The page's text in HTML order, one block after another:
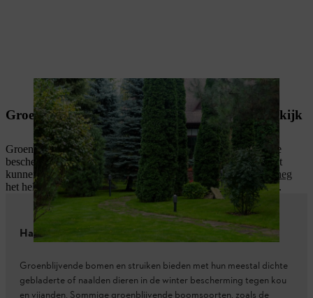
Groenblijvende bomen brengen kleur in de tuin.
Groenblijvende bomen als bescherming tegen inkijk
Groenblijvende bomen bieden ook in de winter een natuurlijke
bescherming tegen zon, wind en inkijk. Dicht in een rij geplant
kunnen geschikte soorten als ondoorzichtige,
groenblijvende heg
het hele jaar door voor privacy op je grondstuk perceel zorgen.
Handig om te weten
Groenblijvende bomen en struiken bieden met hun meestal dichte
gebladerte of naalden dieren in de winter bescherming tegen kou